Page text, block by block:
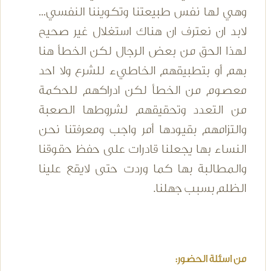
وهي لها نفس طبيعتنا وتكويننا النفسي...
لابد ان نعترف ان هناك استغلال غير صحيح
لهذا الحق من بعض الرجال لكن الخطأ هنا
بهم أو بتطبيقهم الخاطيء للشرع ولا احد
معصوم من الخطأ لكن ادراكهم للحكمة
من التعدد وتحقيقهم لشروطها الصعبة
والتزامهم بقيودها أمر واجب ومعرفتنا نحن
النساء بها يجعلنا قادرات على حفظ حقوقنا
والمطالبة بها كما وردت حتى لايقع علينا
الظلم بسبب جهلنا.
من اسئلة الحضور: